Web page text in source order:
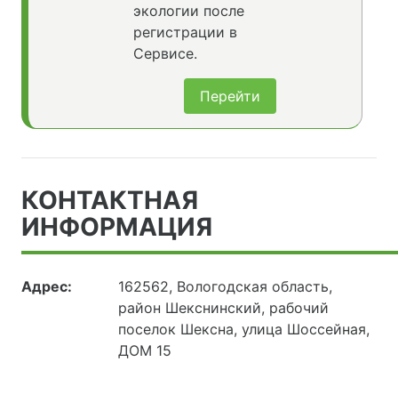
экологии после
регистрации в
Сервисе.
Перейти
КОНТАКТНАЯ
ИНФОРМАЦИЯ
Адрес:
162562, Вологодская область,
район Шекснинский, рабочий
поселок Шексна, улица Шоссейная,
ДОМ 15